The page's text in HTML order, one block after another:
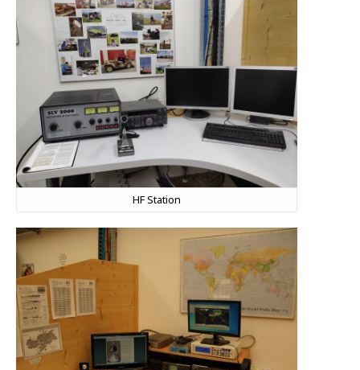
HF Station